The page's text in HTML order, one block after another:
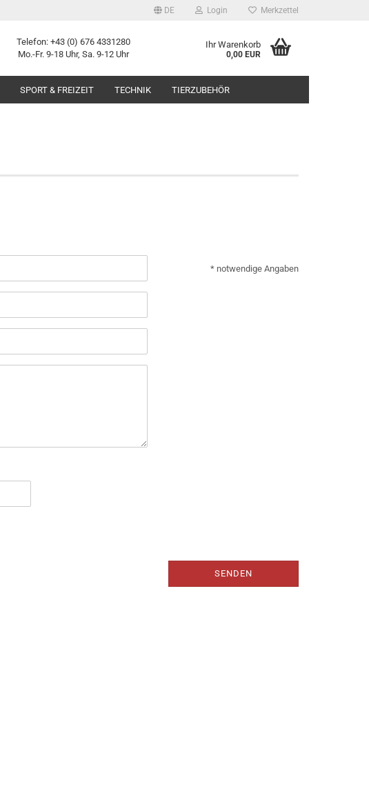
DE Login Merkzettel
Telefon: +43 (0) 676 4331280
Mo.-Fr. 9-18 Uhr, Sa. 9-12 Uhr
Ihr Warenkorb
0,00 EUR
SPORT & FREIZEIT TECHNIK TIERZUBEHÖR
SENDEN
* notwendige Angaben